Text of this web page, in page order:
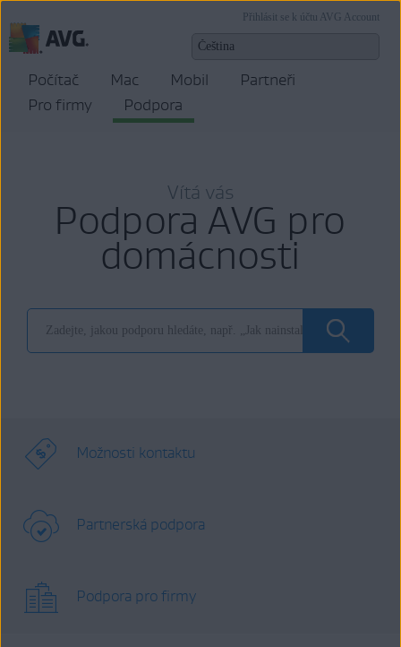
Přihlásit se k účtu AVG Account
Počítač Mac Mobil
Partneři
Pro firmy
Podpora
Vítá vás
Podpora AVG pro
domácnosti
Možnosti kontaktu
Partnerská podpora
Podpora pro firmy